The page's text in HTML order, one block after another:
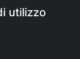
utilizzo